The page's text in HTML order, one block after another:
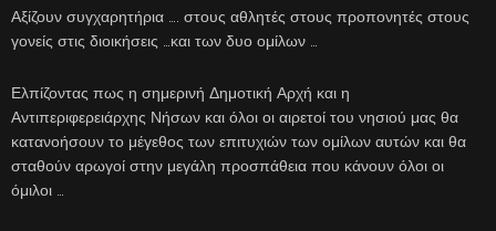
Αξίζουν συγχαρητήρια …. στους αθλητές στους προπονητές στους
γονείς στις διοικήσεις …και των δυο ομίλων …
Ελπίζοντας πως η σημερινή Δημοτική Αρχή και η
Αντιπεριφερειάρχης Νήσων και όλοι οι αιρετοί του νησιού μας θα
κατανοήσουν το μέγεθος των επιτυχιών των ομίλων αυτών και θα
σταθούν αρωγοί στην μεγάλη προσπάθεια που κάνουν όλοι οι
όμιλοι …